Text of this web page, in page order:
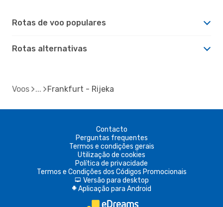
Rotas de voo populares
Rotas alternativas
Voos Frankfurt - Rijeka
Contacto
Perguntas frequentes
Termos e condições gerais
Utilização de cookies
Política de privacidade
Termos e Condições dos Códigos Promocionais
d Versão para desktop
A Aplicação para Android